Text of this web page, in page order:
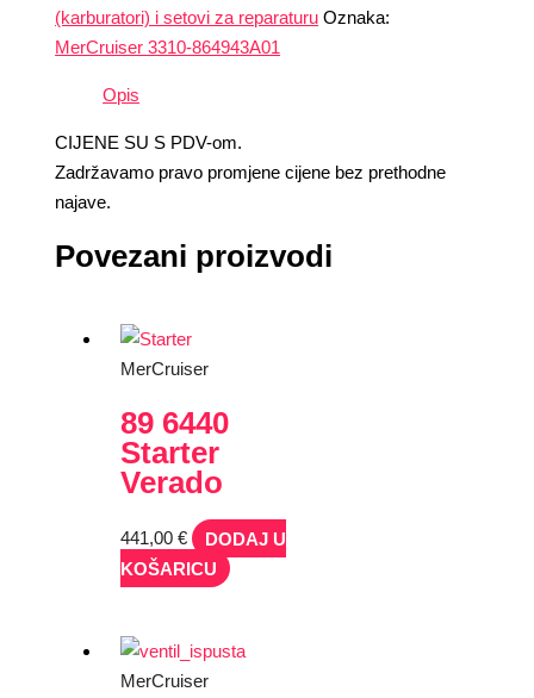
(karburatori) i setovi za reparaturu Oznaka:
MerCruiser 3310-864943A01
Opis
CIJENE SU S PDV-om.
Zadržavamo pravo promjene cijene bez prethodne
najave.
Povezani proizvodi
MerCruiser
89 6440
Starter
Verado
441,00€
DODAJ U
KOŠARICU
MerCruiser